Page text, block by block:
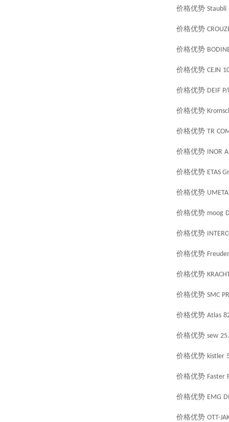
价格优势 Staubli
价格优势
价格优势
价格优势 CEJN
价格优势 DEIF
价格优势
价格优势 TR
价格优势 INOR
价格优势 ETAS
价格优势 UMETA
价格优势 moog
价格优势
价格优势
价格优势
价格优势 SMC
价格优势 Atlas
价格优势 sew
价格优势 kistler
价格优势 Faster
价格优势 EMG
价格优势 OTT-